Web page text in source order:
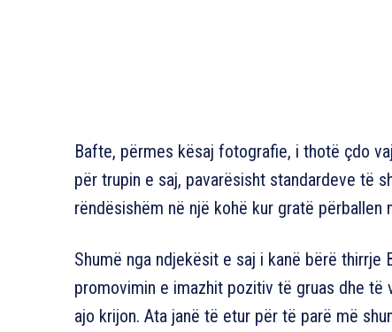
Bafte, përmes kësaj fotografie, i thotë çdo
për trupin e saj, pavarësisht standardeve të
rëndësishëm në një kohë kur gratë përballen
Shumë nga ndjekësit e saj i kanë bërë
promovimin e imazhit pozitiv të gruas dhe
ajo krijon. Ata janë të etur për të parë më